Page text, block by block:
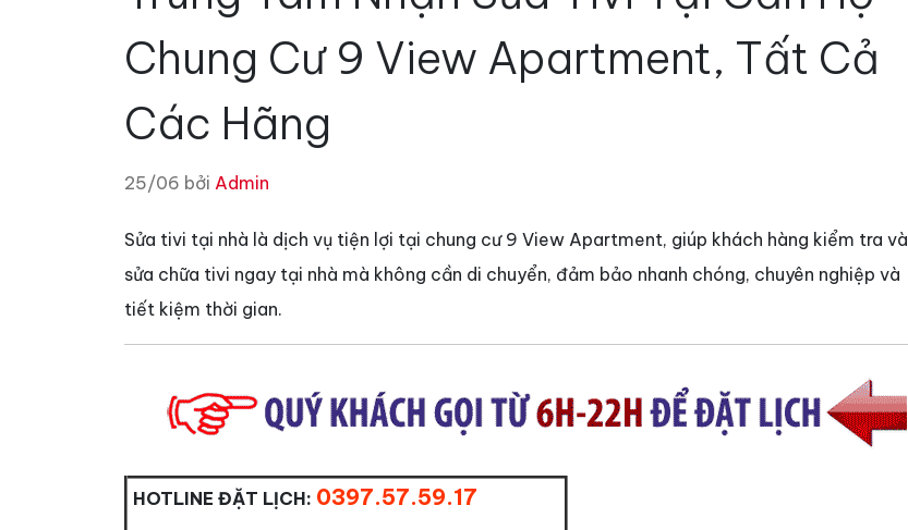
Chung Cư 9 View Apartment, Tất Cả
Các Hãng
25/06 bởi Admin
Sửa tivi tại nhà là dịch vụ tiện lợi tại chung cư 9 View Apartment, giúp khách hàng kiểm tra và
sửa chữa tivi ngay tại nhà mà không cần di chuyển, đảm bảo nhanh chóng, chuyên nghiệp và
tiết kiệm thời gian.
HOTLINE ĐẶT LỊCH: 0397.57.59.17